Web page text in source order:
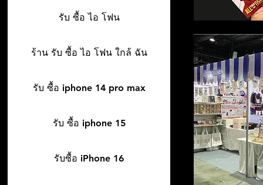
รับ ซื้อ ไอ โฟน
ร้าน รับ ซื้อ ไอ โฟน ใกล้ ฉัน
รับ ซื้อ iphone 14 pro max
รับ ซื้อ iphone 15
รับซื้อ iPhone 16